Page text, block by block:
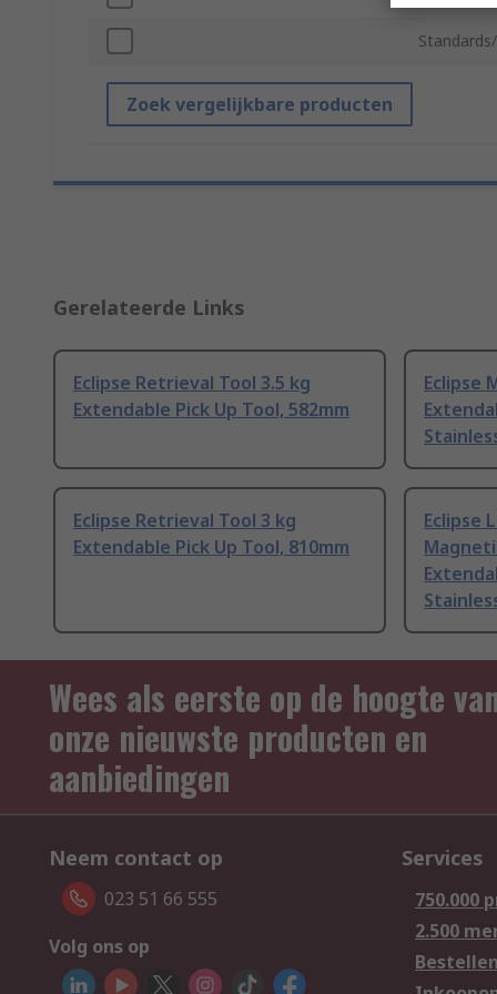
Zoek vergelijkbare producten
Gerelateerde Links
Eclipse Retrieval Tool 3.5 kg
Extendable Pick Up Tool, 582mm
Eclipse
Eclipse Retrieval Tool 3 kg
Extendable Pick Up Tool, 810mm
Eclipse
Wees als eerste op de hoogte
onze nieuwste producten en
aanbiedingen
Neem contact op
023 51 66 555
Volg ons op
Services
750.000
2.500
Bestellen